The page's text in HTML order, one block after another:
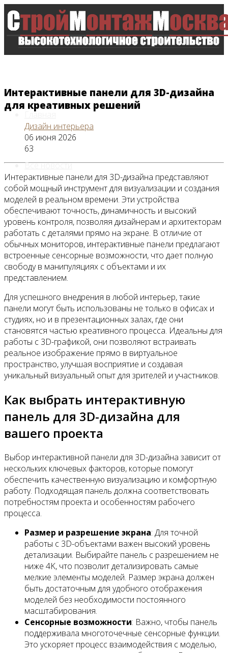
Главная
Все новости
Видео
Интерактивные панели для 3D-дизайна
для креативных решений
Дизайн интерьера
06 июня 2026
63
Интерактивные панели для 3D-дизайна представляют
собой мощный инструмент для визуализации и создания
моделей в реальном времени. Эти устройства
обеспечивают точность, динамичность и высокий
уровень контроля, позволяя дизайнерам и архитекторам
работать с деталями прямо на экране. В отличие от
обычных мониторов, интерактивные панели предлагают
встроенные сенсорные возможности, что дает полную
свободу в манипуляциях с объектами и их
представлением.
Для успешного внедрения в любой интерьер, такие
панели могут быть использованы не только в офисах и
студиях, но и в презентационных залах, где они
становятся частью креативного процесса. Идеальны для
работы с 3D-графикой, они позволяют встраивать
реальное изображение прямо в виртуальное
пространство, улучшая восприятие и создавая
уникальный визуальный опыт для зрителей и участников.
Как выбрать интерактивную
панель для 3D-дизайна для
вашего проекта
Выбор интерактивной панели для 3D-дизайна зависит от
нескольких ключевых факторов, которые помогут
обеспечить качественную визуализацию и комфортную
работу. Подходящая панель должна соответствовать
потребностям проекта и особенностям рабочего
процесса.
Размер и разрешение экрана: Для точной
работы с 3D-объектами важен высокий уровень
детализации. Выбирайте панель с разрешением не
ниже 4K, что позволит детализировать самые
мелкие элементы моделей. Размер экрана должен
быть достаточным для удобного отображения
моделей без необходимости постоянного
масштабирования.
Сенсорные возможности: Важно, чтобы панель
поддерживала многоточечные сенсорные функции.
Это ускоряет процесс взаимодействия с моделью,